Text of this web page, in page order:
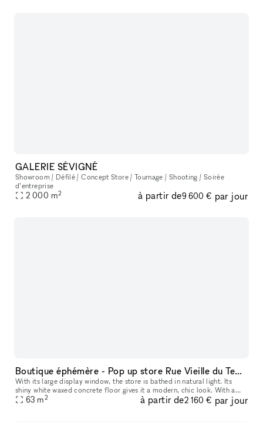
GALERIE SÉVIGNÉ
Showroom / Défilé / Concept Store / Tournage / Shooting / Soirée
d’entreprise
2 000 m2 à partir de9 600 € par jour
Boutique éphémère - Pop up store Rue Vieille du Temple (Marais)
With its large display window, the store is bathed in natural light. Its
shiny white waxed concrete floor gives it a modern, chic look. With a
total surface area of 63 m², the store's layout also mak
63 m2 à partir de2 160 € par jour